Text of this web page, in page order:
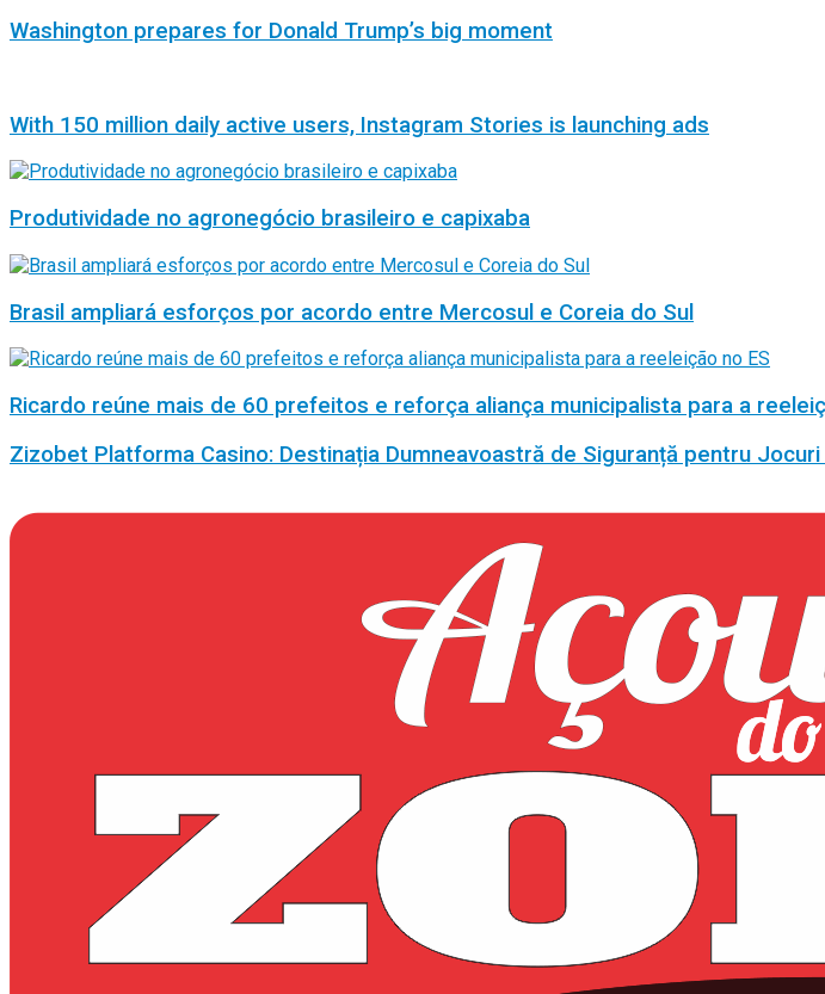
Washington prepares for Donald Trump’s big moment
With 150 million daily active users, Instagram Stories is launching ads
Produtividade no agronegócio brasileiro e capixaba
Brasil ampliará esforços por acordo entre Mercosul e Coreia do Sul
Ricardo reúne mais de 60 prefeitos e reforça aliança municipalista para a
Zizobet Platforma Casino: Destinația Dumneavoastră de Siguranță pentru